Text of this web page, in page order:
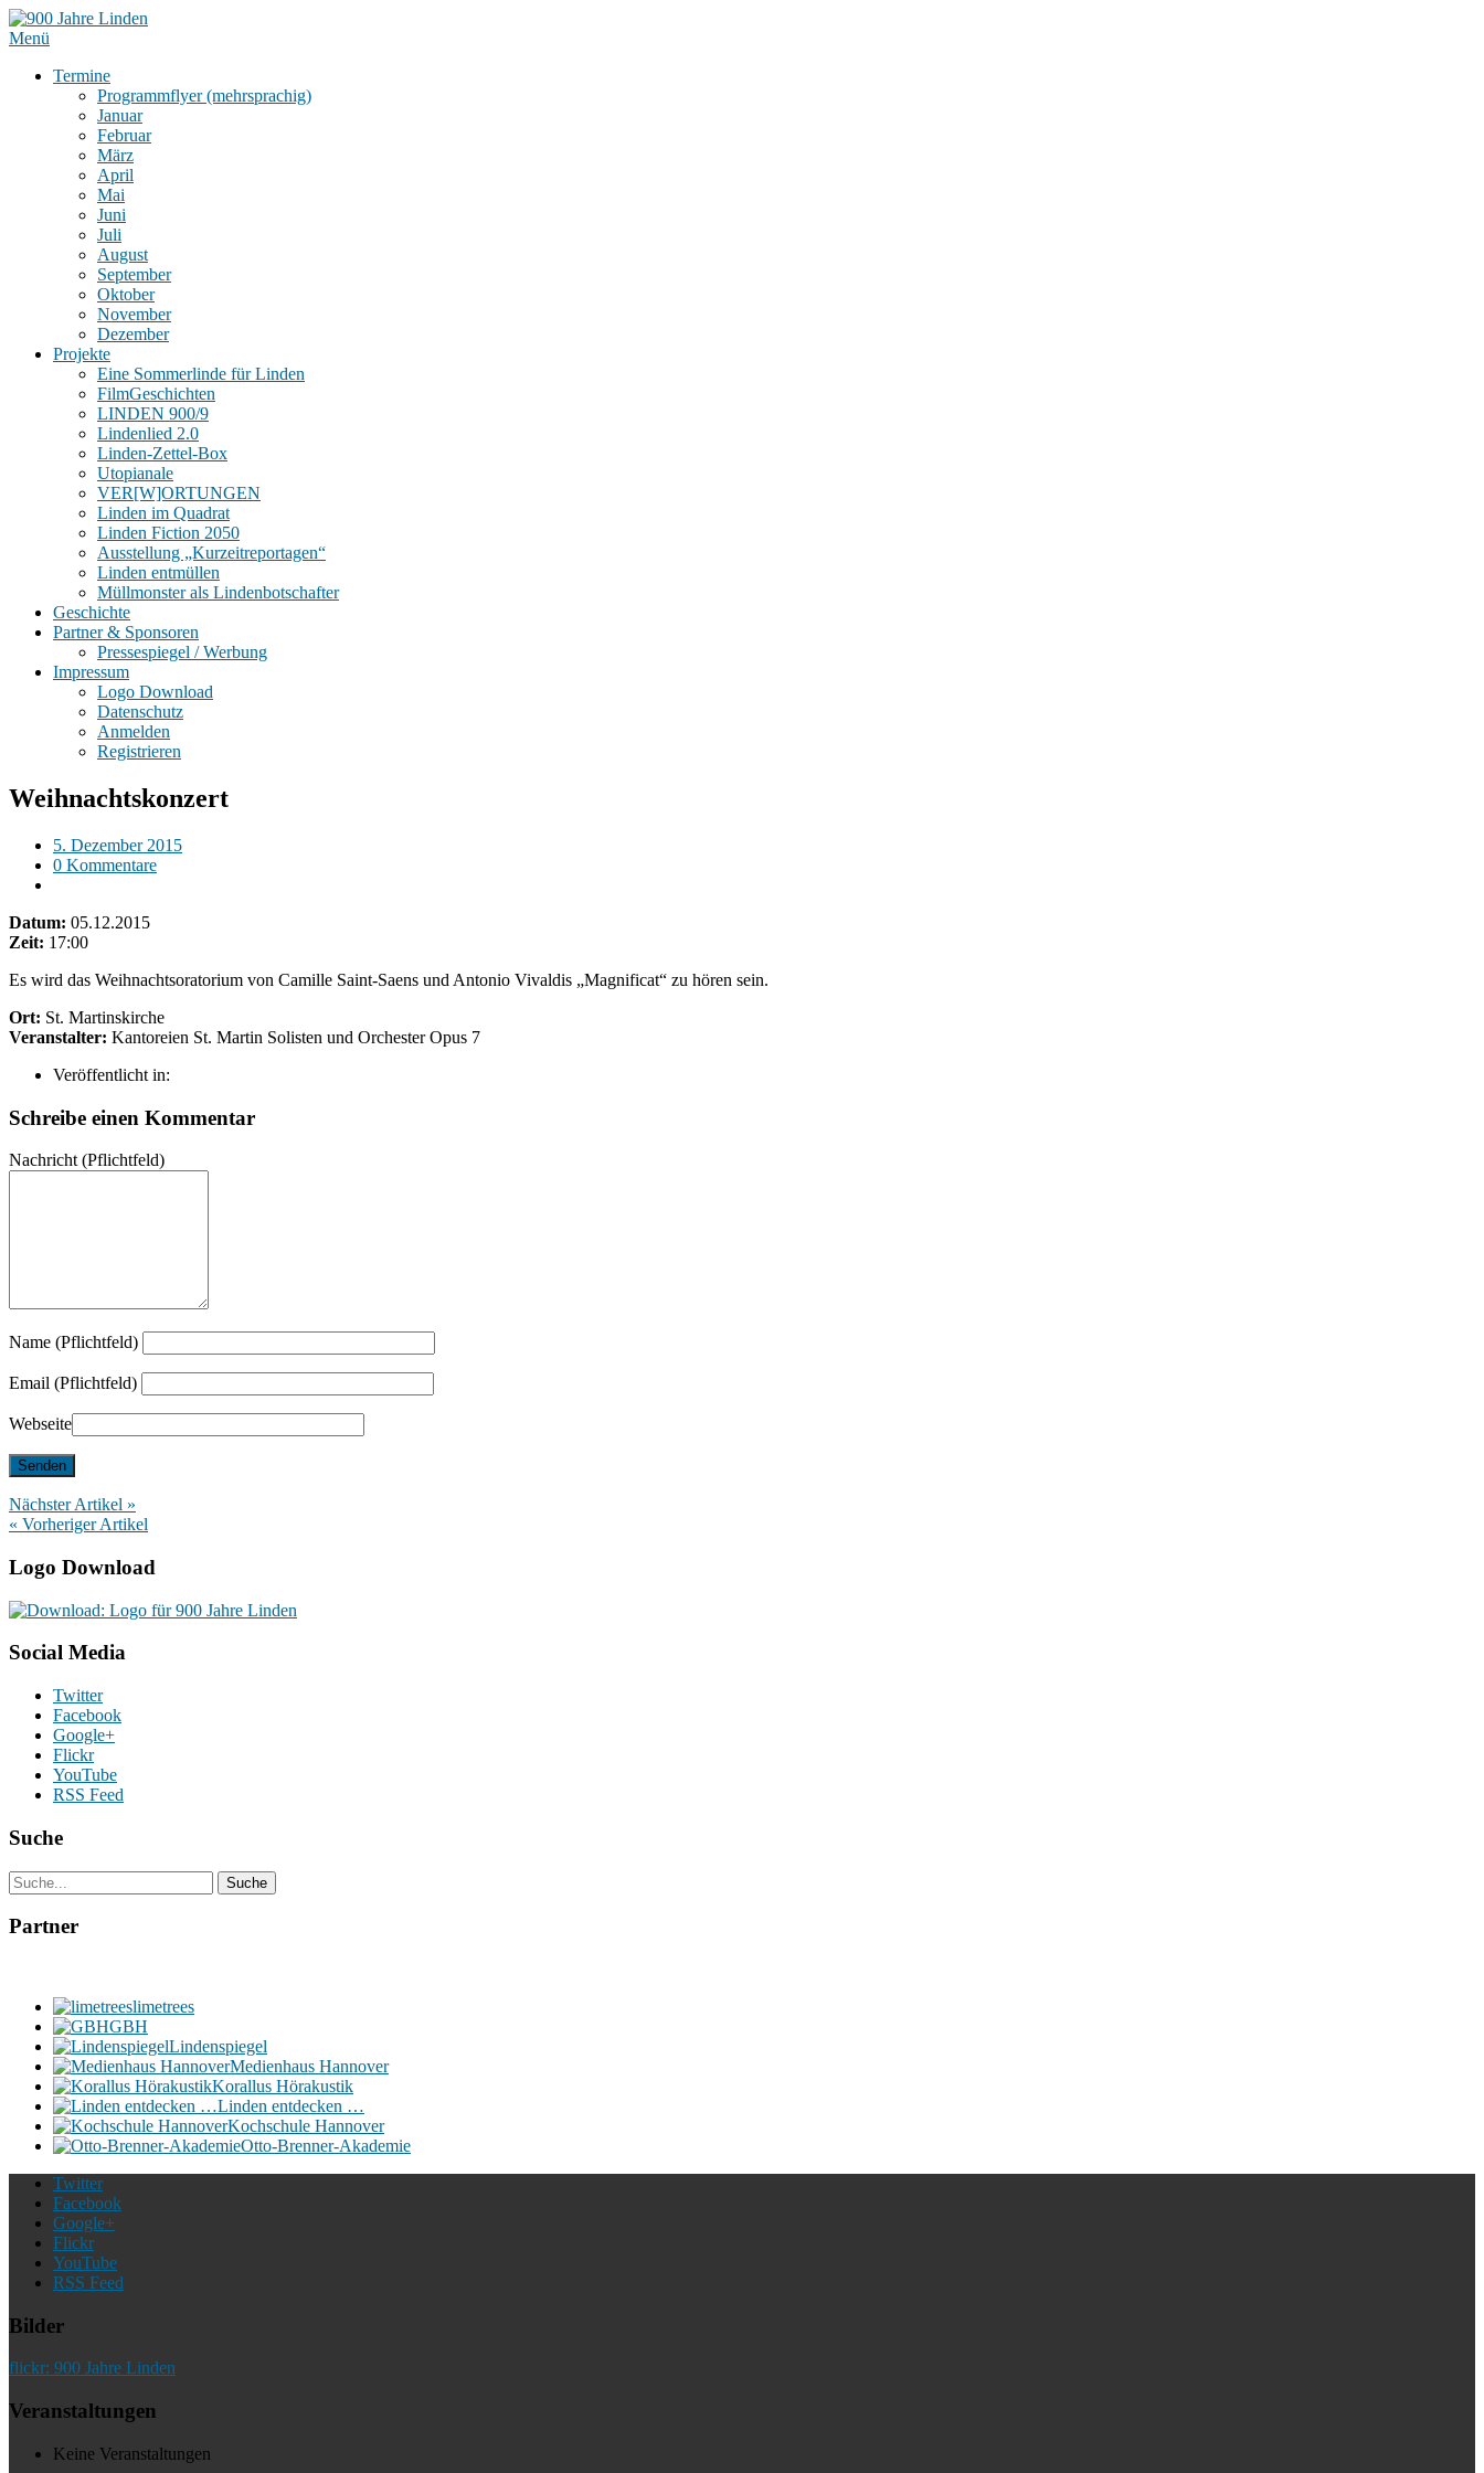
Menü
Termine
Programmflyer (mehrsprachig)
Januar
Februar
März
April
Mai
Juni
Juli
August
September
Oktober
November
Dezember
Projekte
Eine Sommerlinde für Linden
FilmGeschichten
LINDEN 900/9
Lindenlied 2.0
Linden-Zettel-Box
Utopianale
VER[W]ORTUNGEN
Linden im Quadrat
Linden Fiction 2050
Ausstellung „Kurzeitreportagen“
Linden entmüllen
Müllmonster als Lindenbotschafter
Geschichte
Partner & Sponsoren
Pressespiegel / Werbung
Impressum
Logo Download
Datenschutz
Anmelden
Registrieren
Weihnachtskonzert
5. Dezember 2015
0 Kommentare
Datum: 05.12.2015
Zeit: 17:00
Es wird das Weihnachtsoratorium von Camille Saint-Saens und Antonio Vivaldis „Magnificat“ zu hören sein.
Ort: St. Martinskirche
Veranstalter: Kantoreien St. Martin Solisten und Orchester Opus 7
Veröffentlicht in:
Schreibe einen Kommentar
Nachricht (Pflichtfeld)
Name (Pflichtfeld)
Email (Pflichtfeld)
Webseite
Nächster Artikel »
« Vorheriger Artikel
Logo Download
Social Media
Twitter
Facebook
Google+
Flickr
YouTube
RSS Feed
Suche
Partner
limetrees
GBH
Lindenspiegel
Medienhaus Hannover
Korallus Hörakustik
Linden entdecken …
Kochschule Hannover
Otto-Brenner-Akademie
Twitter
Facebook
Google+
Flickr
YouTube
RSS Feed
Bilder
flickr: 900 Jahre Linden
Veranstaltungen
Keine Veranstaltungen